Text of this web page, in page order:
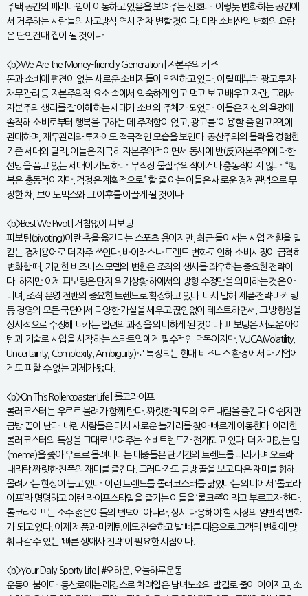
주택 공간의 패러다임이 이동하고 있음을 보여주는 신호다. 이렇듯 변화하는 공간에
서 거주하는 사람들의 사고방식 역시 점차 변할 것이다. 미래 소비산업 변화의 요람
은 단언컨대 집이 될 것이다.
<b>We Are the Money-friendly Generation | 자본주의 키즈
돈과 소비에 편견이 없는 새로운 소비자들이 약진하고 있다. 어릴 때부터 광고·투자·
재무관리 등 자본주의적 요소 속에서 익숙하게 입고 먹고 보고 배우고 자란, 그래서
자본주의 생리를 잘 이해하는 세대가 소비의 주체가 되었다. 이들은 자신의 욕망에
솔직해 소비로부터 행복을 구하는 데 주저함이 없고, 광고를 ‘이용’할 줄 알고 PPL에
관대하며, 재무관리와 투자에도 적극적인 모습을 보인다. 공산주의의 몰락을 경험한
기존 세대와 달리, 이들은 지극히 자본주의적이면서 동시에 반(反)자본주의에 대한
선망을 품고 있는 세대이기도 하다. 무작정 물질주의적이거나 충동적이지 않다. “행
복은 충동적이지만, 걱정은 계획적으로” 할 줄 아는 이들은 새로운 경제관념으로 무
장한 채, 브이노믹스와 그 이후를 이끌게 될 것이다.
<b>Best We Pivot | 거침없이 피보팅
피보팅(pivoting)이란 축을 옮긴다는 스포츠 용어지만, 최근 들어서는 사업 전환을 일
컫는 경제용어로 더 자주 쓰인다. 바이러스나 트렌드 변화로 인해 소비시장이 급격히
변화할 때, 기민한 비즈니스 모델의 변환은 조직의 생사를 좌우하는 중요한 전략이
다. 하지만 이제 피보팅은 단지 위기상황 하에서의 방향 수정만을 의미하는 것은 아
니며, 조직 운영 전반의 중요한 트렌드로 확장하고 있다. 다시 말해 제품·전략·마케팅
등 경영의 모든 국면에서 다양한 가설을 세우고 끊임없이 테스트하면서, 그 방향성을
상시적으로 수정해 나가는 일련의 과정을 의미하게 된 것이다. 피보팅은 새로운 아이
템과 기술로 사업을 시작하는 스타트업에게 필수적인 덕목이지만, VUCA(Volatility,
Uncertainty, Complexity, Ambiguity)로 특징되는 현대 비즈니스 환경에서 대기업에
게도 피할 수 없는 과제가 됐다.
<b>On This Rollercoaster Life | 롤코라이프
롤러코스터는 우르르 몰려가 함께 탄다. 짜릿한 궤도의 오르내림을 즐긴다. 아쉽지만
금방 끝이 난다. 내린 사람들은 다시 새로운 놀거리를 찾아 빠르게 이동한다. 이러한
롤러코스터의 특성을 그대로 보여주는 소비트렌드가 전개되고 있다. 더 재미있는 밈
(meme)을 좇아 우르르 몰려다니는 대중들은 단기간의 트렌드를 따라가며 오르락
내리락 짜릿한 진폭의 재미를 즐긴다. 그러다가도 금방 끝을 보고 다음 재미를 향해
몰려가는 현상이 늘고 있다. 이런 트렌드를 롤러코스터를 닮았다는 의미에서 ‘롤코라
이프’라 명명하고 이런 라이프스타일을 즐기는 이들을 ‘롤코족’이라고 부르고자 한다.
롤코라이프는 소수 젊은이들의 변덕이 아니라, 상시 대응해야 할 시장의 일반적 변화
가 되고 있다. 이제 제품과 마케팅에도 진솔하고 발 빠른 대응으로 고객의 변화에 맞
춰나갈 수 있는 '빠른 생애사 전략'이 필요한 시점이다.
<b>Your Daily Sporty Life | #오하운, 오늘하루운동
운동이 붐이다. 등산로에는 레깅스로 차려입은 남녀노소의 발길로 줄이 이어지고, 소